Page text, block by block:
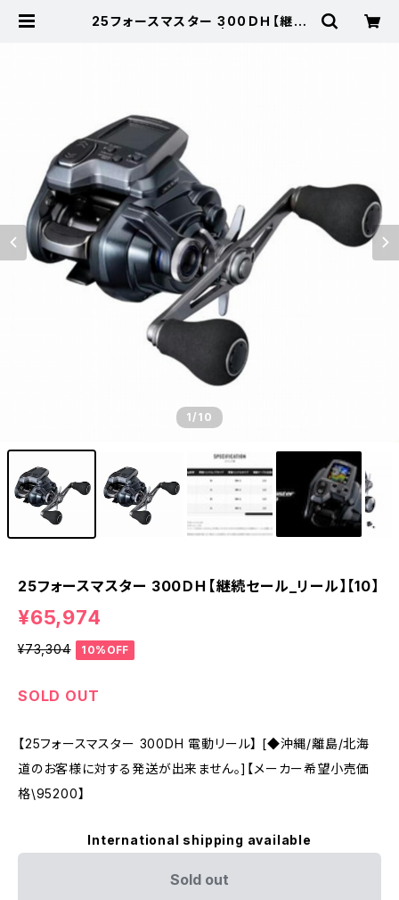
25フォースマスター 300ＤＨ【継続
1/10
25フォースマスター 300ＤＨ【継続セール_リール】【10】
¥65,974
¥73,304 10%OFF
SOLD OUT
【25フォースマスター 300DH 電動リール】 [◆沖縄/離島/北海
道のお客様に対する発送が出来ません。]【メーカー希望小売価
格\95200】
International shipping available
Sold out